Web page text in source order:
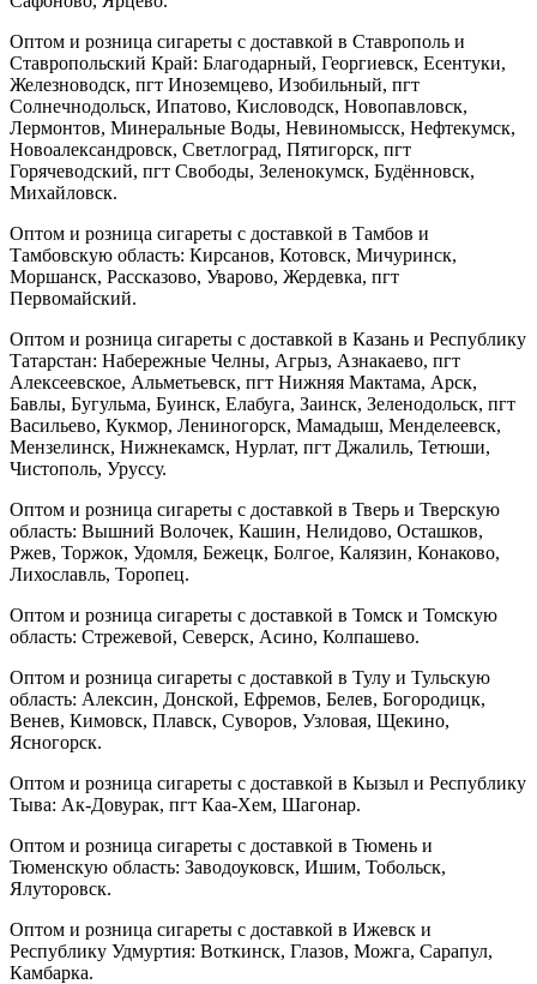
Оптом и розница сигареты с доставкой в Ставрополь и
Ставропольский Край: Благодарный, Георгиевск, Есентуки,
Железноводск, пгт Иноземцево, Изобильный, пгт
Солнечнодольск, Ипатово, Кисловодск, Новопавловск,
Лермонтов, Минеральные Воды, Невиномысск, Нефтекумск,
Новоалександровск, Светлоград, Пятигорск, пгт
Горячеводский, пгт Свободы, Зеленокумск, Будённовск,
Михайловск.
Оптом и розница сигареты с доставкой в Тамбов и
Тамбовскую область: Кирсанов, Котовск, Мичуринск,
Моршанск, Рассказово, Уварово, Жердевка, пгт
Первомайский.
Оптом и розница сигареты с доставкой в Казань и Республику
Татарстан: Набережные Челны, Агрыз, Азнакаево, пгт
Алексеевское, Альметьевск, пгт Нижняя Мактама, Арск,
Бавлы, Бугульма, Буинск, Елабуга, Заинск, Зеленодольск, пгт
Васильево, Кукмор, Лениногорск, Мамадыш, Менделеевск,
Мензелинск, Нижнекамск, Нурлат, пгт Джалиль, Тетюши,
Чистополь, Уруссу.
Оптом и розница сигареты с доставкой в Тверь и Тверскую
область: Вышний Волочек, Кашин, Нелидово, Осташков,
Ржев, Торжок, Удомля, Бежецк, Болгое, Калязин, Конаково,
Лихославль, Торопец.
Оптом и розница сигареты с доставкой в Томск и Томскую
область: Стрежевой, Северск, Асино, Колпашево.
Оптом и розница сигареты с доставкой в Тулу и Тульскую
область: Алексин, Донской, Ефремов, Белев, Богородицк,
Венев, Кимовск, Плавск, Суворов, Узловая, Щекино,
Ясногорск.
Оптом и розница сигареты с доставкой в Кызыл и Республику
Тыва: Ак-Довурак, пгт Каа-Хем, Шагонар.
Оптом и розница сигареты с доставкой в Тюмень и
Тюменскую область: Заводоуковск, Ишим, Тобольск,
Ялуторовск.
Оптом и розница сигареты с доставкой в Ижевск и
Республику Удмуртия: Воткинск, Глазов, Можга, Сарапул,
Камбарка.